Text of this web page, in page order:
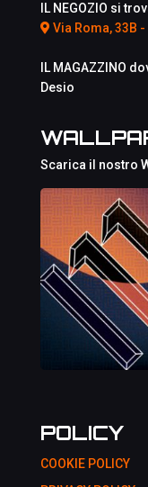
IL NEGOZIO si
Via Roma, 33B
IL MAGAZZINO
Desio
Scarica il nostro
POLICY
COOKIE POLICY